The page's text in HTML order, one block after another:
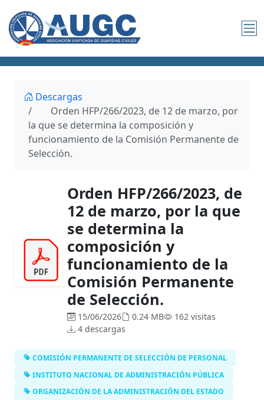
Descargas
Orden HFP/266/2023, de 12 de marzo, por
la que se determina la composición y
funcionamiento de la Comisión Permanente de
Selección.
Orden HFP/266/2023, de
12 de marzo, por la que
se determina la
composición y
funcionamiento de la
Comisión Permanente
de Selección.
15/06/2026 0.24 MB
162 visitas
4 descargas
COMISIÓN PERMANENTE DE SELECCIÓN DE PERSONAL
INSTITUTO NACIONAL DE ADMINISTRACIÓN PÚBLICA
ORGANIZACIÓN DE LA ADMINISTRACIÓN DEL ESTADO